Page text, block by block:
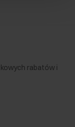
rabatów i